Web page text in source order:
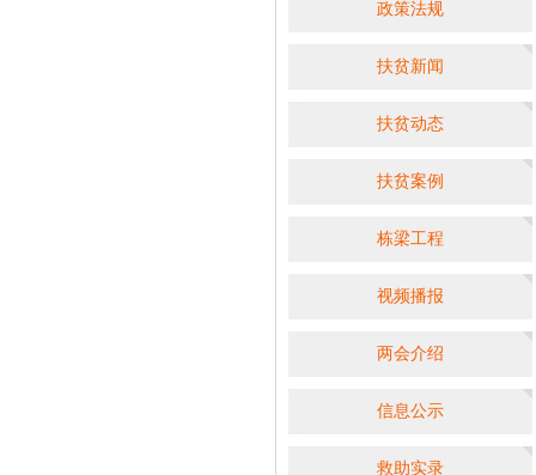
政策法规
扶贫新闻
扶贫动态
扶贫案例
栋梁工程
视频播报
两会介绍
信息公示
救助实录